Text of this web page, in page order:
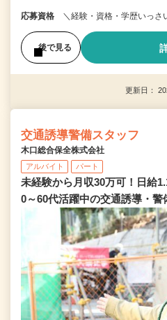
応募資格 ＼経験・資格・学歴いっさ
後で見る
更新日：
交通誘導警備スタッフ
木口総合保全株式会社
アルバイト パート
未経験から月収30万可！日給
0～60代活躍中の交通誘導・警